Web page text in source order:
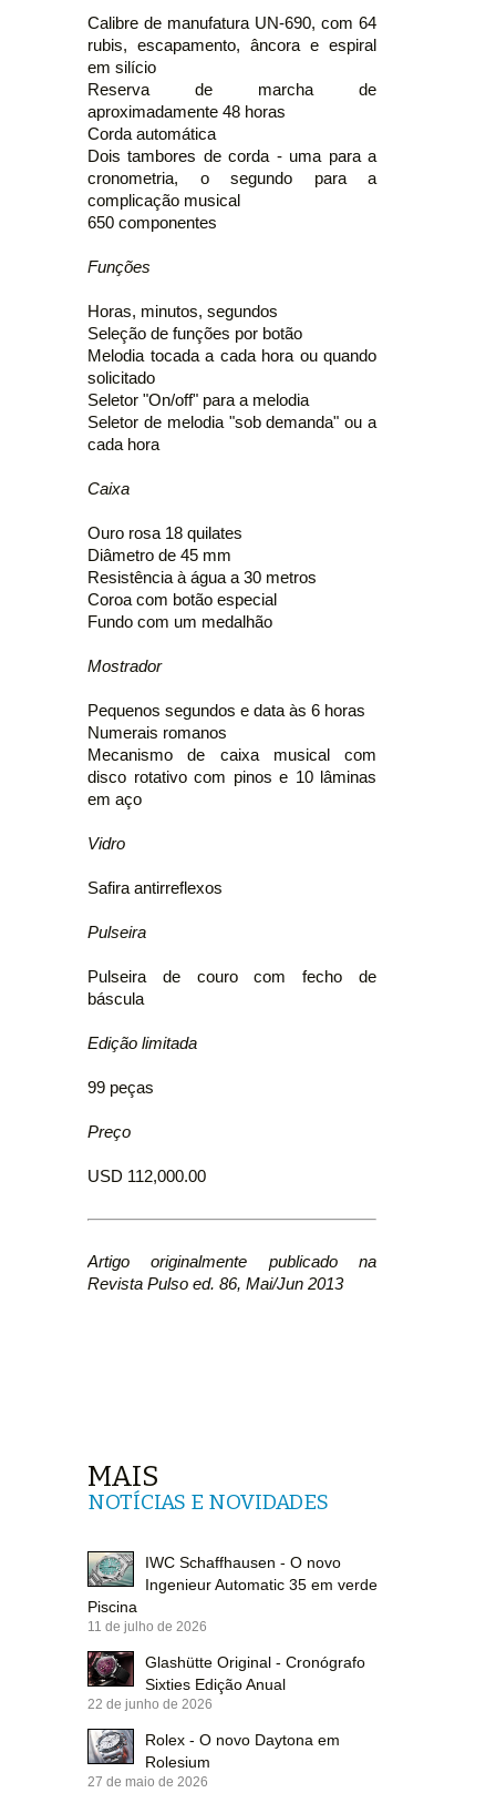
Calibre de manufatura UN-690, com 64
rubis, escapamento, âncora e espiral
em silício
Reserva de marcha de
aproximadamente 48 horas
Corda automática
Dois tambores de corda - uma para a
cronometria, o segundo para a
complicação musical
650 componentes
Funções
Horas, minutos, segundos
Seleção de funções por botão
Melodia tocada a cada hora ou quando
solicitado
Seletor "On/off" para a melodia
Seletor de melodia "sob demanda" ou a
cada hora
Caixa
Ouro rosa 18 quilates
Diâmetro de 45 mm
Resistência à água a 30 metros
Coroa com botão especial
Fundo com um medalhão
Mostrador
Pequenos segundos e data às 6 horas
Numerais romanos
Mecanismo de caixa musical com
disco rotativo com pinos e 10 lâminas
em aço
Vidro
Safira antirreflexos
Pulseira
Pulseira de couro com fecho de
báscula
Edição limitada
99 peças
Preço
USD 112,000.00
Artigo originalmente publicado na
Revista Pulso ed. 86, Mai/Jun 2013
MAIS
NOTÍCIAS E NOVIDADES
IWC Schaffhausen - O novo
Ingenieur Automatic 35 em verde
Piscina
11 de julho de 2026
Glashütte Original - Cronógrafo
Sixties Edição Anual
22 de junho de 2026
Rolex - O novo Daytona em
Rolesium
27 de maio de 2026